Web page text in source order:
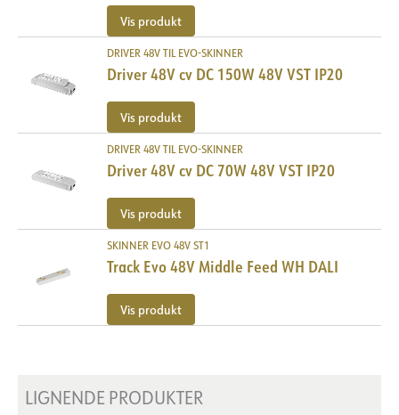
Vis produkt
DRIVER 48V TIL EVO-SKINNER
Driver 48V cv DC 150W 48V VST IP20
Vis produkt
DRIVER 48V TIL EVO-SKINNER
Driver 48V cv DC 70W 48V VST IP20
Vis produkt
SKINNER EVO 48V ST1
Track Evo 48V Middle Feed WH DALI
Vis produkt
LIGNENDE PRODUKTER